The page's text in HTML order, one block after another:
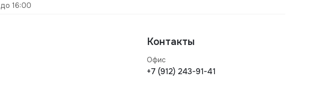
до 16:00
Контакты
+7 (912) 243-91-41
Офис